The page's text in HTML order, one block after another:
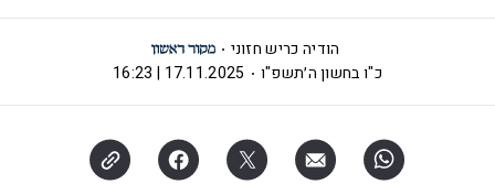
הודיה כריש חזוני
כ"ו בחשון ה׳תשפ"ו
17.11.2025 | 16:23